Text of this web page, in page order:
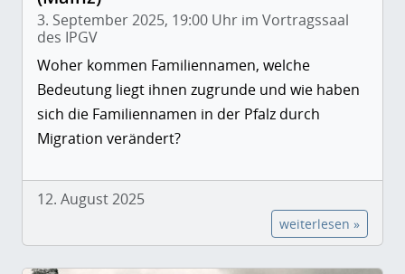
3. September 2025, 19:00 Uhr im Vortragssaal
des IPGV
Woher kommen Familiennamen, welche
Bedeutung liegt ihnen zugrunde und wie haben
sich die Familiennamen in der Pfalz durch
Migration verändert?
12. August 2025
weiterlesen »